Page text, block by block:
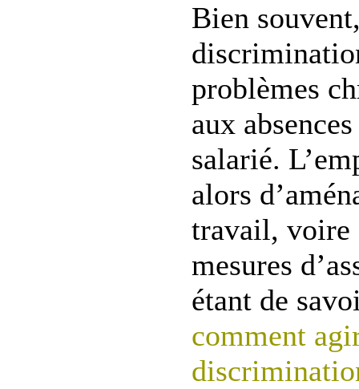
Bien
problèmes
aux
salarié.
alors
travail, voire
mesures
étant de
comment